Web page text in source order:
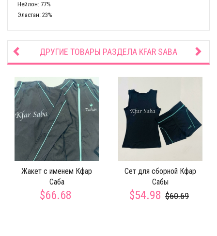
Нейлон: 77%
Эластан: 23%
ДРУГИЕ ТОВАРЫ РАЗДЕЛА KFAR SABA
Жакет с именем Кфар
Саба
$66.68
Сет для сборной Кфар
Сабы
$54.98 $60.69